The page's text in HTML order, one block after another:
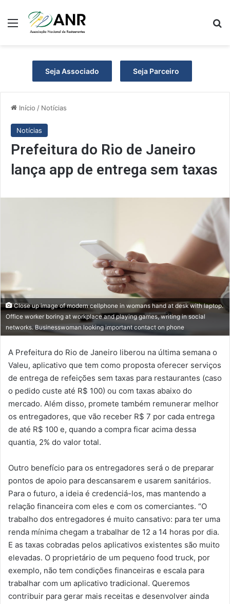
Menu
Seja Associado Seja Parceiro
Início / Notícias
Notícias
Prefeitura do Rio de Janeiro
lança app de entrega sem taxas
Close up image of modern cellphone in womans hand at desk with laptop.
Office worker boring at workplace and playing games, writing in social
networks. Businesswoman looking important contact on phone
A Prefeitura do Rio de Janeiro liberou na última semana o
Valeu, aplicativo que tem como proposta oferecer serviços
de entrega de refeições sem taxas para restaurantes (caso
o pedido custe até R$ 100) ou com taxas abaixo do
mercado. Além disso, promete também remunerar melhor
os entregadores, que vão receber R$ 7 por cada entrega
de até R$ 100 e, quando a compra ficar acima dessa
quantia, 2% do valor total.
Outro benefício para os entregadores será o de preparar
pontos de apoio para descansarem e usarem sanitários.
Para o futuro, a ideia é credenciá-los, mas mantendo a
relação financeira com eles e com os comerciantes. “O
trabalho dos entregadores é muito cansativo: para ter uma
renda mínima chegam a trabalhar de 12 a 14 horas por dia.
E as taxas cobradas pelos aplicativos existentes são muito
elevadas. O proprietário de um pequeno food truck, por
exemplo, não tem condições financeiras e escala para
trabalhar com um aplicativo tradicional. Queremos
contribuir para gerar mais receitas e desenvolver ainda